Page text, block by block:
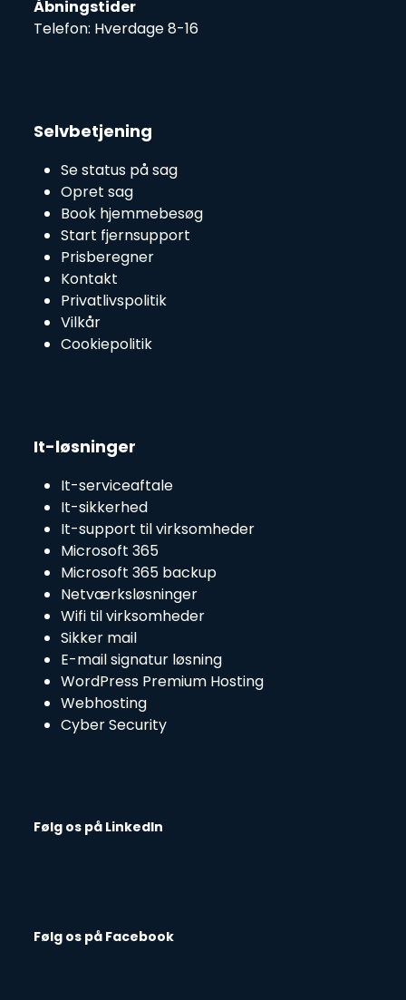
Åbningstider
Telefon: Hverdage 8-16
Selvbetjening
Se status på sag
Opret sag
Book hjemmebesøg
Start fjernsupport
Prisberegner
Kontakt
Privatlivspolitik
Vilkår
Cookiepolitik
It-løsninger
It-serviceaftale
It-sikkerhed
It-support til virksomheder
Microsoft 365
Microsoft 365 backup
Netværksløsninger
Wifi til virksomheder
Sikker mail
E-mail signatur løsning
WordPress Premium Hosting
Webhosting
Cyber Security
Følg os på LinkedIn
Følg os på Facebook